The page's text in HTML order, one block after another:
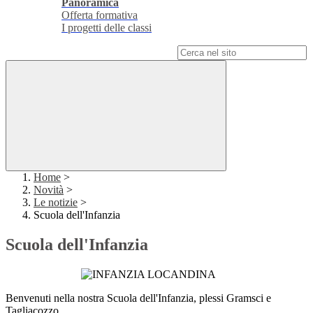
Panoramica
Offerta formativa
I progetti delle classi
Home >
Novità >
Le notizie >
Scuola dell'Infanzia
Scuola dell'Infanzia
Benvenuti nella nostra Scuola dell'Infanzia, plessi Gramsci e